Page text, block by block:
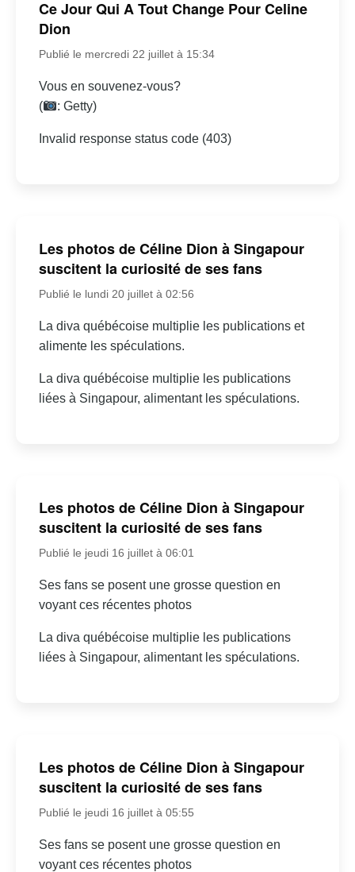
Ce Jour Qui A Tout Change Pour Celine
Dion
Publié le mercredi 22 juillet à 15:34
Vous en souvenez-vous?
(
: Getty)
Invalid response status code (403)
Les photos de Céline Dion à Singapour
suscitent la curiosité de ses fans
Publié le lundi 20 juillet à 02:56
La diva québécoise multiplie les publications et
alimente les spéculations.
La diva québécoise multiplie les publications
liées à Singapour, alimentant les spéculations.
Les photos de Céline Dion à Singapour
suscitent la curiosité de ses fans
Publié le jeudi 16 juillet à 06:01
Ses fans se posent une grosse question en
voyant ces récentes photos
La diva québécoise multiplie les publications
liées à Singapour, alimentant les spéculations.
Les photos de Céline Dion à Singapour
suscitent la curiosité de ses fans
Publié le jeudi 16 juillet à 05:55
Ses fans se posent une grosse question en
voyant ces récentes photos